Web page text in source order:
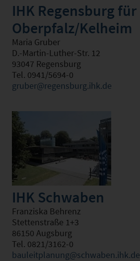
IHK Regensburg für
Oberpfalz/Kelheim
Maria Gruber
D.-Martin-Luther-Str. 12
93047 Regensburg
Tel. 0941/5694-0
gruber@regensburg.ihk.de
IHK Schwaben
Franziska Behrenz
Stettenstraße 1+3
86150 Augsburg
Tel. 0821/3162-0
bauleitplanung@schwaben.ihk.de